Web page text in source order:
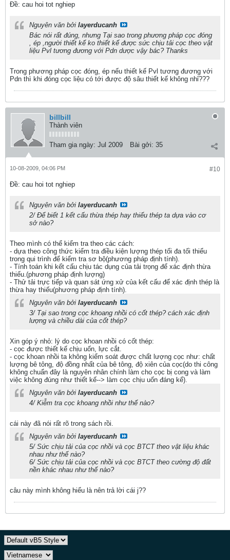
Ðề: cau hoi tot nghiep
Nguyên văn bởi layerducanh
Bác nói rất đúng, nhưng Tại sao trong phương pháp cọc đóng
, ép ,người thiết kế ko thiết kế được sức chịu tải cọc theo vật
liệu Pvl tương đương với Pdn dược vậy bác? Thanks
Trong phương pháp cọc đóng, ép nếu thiết kế Pvl tương đương với
Pdn thì khi đóng cọc liệu có tới được độ sâu thiết kế không nhỉ???
billbill
Thành viên
Tham gia ngày: Jul 2009 Bài gởi: 35
#10
10-08-2009, 04:06 PM
Ðề: cau hoi tot nghiep
Nguyên văn bởi layerducanh
2/ Để biết 1 kết cấu thừa thép hay thiếu thép ta dựa vào cơ
sở nào?
Theo mình có thể kiểm tra theo các cách:
- dựa theo công thức kiểm tra điều kiện lượng thép tối đa tối thiểu
trong qui trình để kiểm tra sơ bộ(phương pháp định tính).
- Tính toán khi kết cấu chịu tác dụng của tải trọng để xác định thừa
thiếu.(phương pháp định lượng)
- Thử tải trực tiếp và quan sát ứng xử của kết cấu để xác định thép là
thừa hay thiếu(phương pháp định tính).
Nguyên văn bởi layerducanh
3/ Tại sao trong cọc khoang nhồi có cốt thép? cách xác định
lượng và chiều dài của cốt thép?
Xin góp ý nhỏ: lý do cọc khoan nhồi có cốt thép:
- cọc được thiết kế chịu uốn, lực cắt.
- cọc khoan nhồi ta không kiểm soát được chất lượng cọc như: chất
lượng bê tông, độ đồng nhất của bê tông, độ xiên của cọc(do thi công
không chuẩn đây là nguyên nhân chính làm cho cọc bị cong và làm
việc không đúng như thiết kế--> làm cọc chịu uốn đáng kể).
Nguyên văn bởi layerducanh
4/ Kiễm tra cọc khoang nhồi như thế nào?
cái này đã nói rất rõ trong sách rồi.
Nguyên văn bởi layerducanh
5/ Sức chịu tải của cọc nhồi và cọc BTCT theo vật liệu khác
nhau như thế nào?
6/ Sức chịu tải của cọc nhồi và cọc BTCT theo cường độ đất
nền khác nhau như thế nào?
câu này mình không hiểu là nên trả lời cái j??